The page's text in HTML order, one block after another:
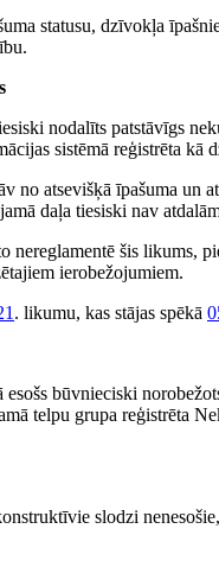
statusu, dzīvokļa
nodalīts patstāvīgs
sistēmā reģistrēta kā
no atsevišķā īpašuma un
daļa tiesiski nav
šis likums,
ierobežojumiem.
. likumu, kas stājas spēkā
būvnieciski
telpu grupa reģistrēta
slodzi